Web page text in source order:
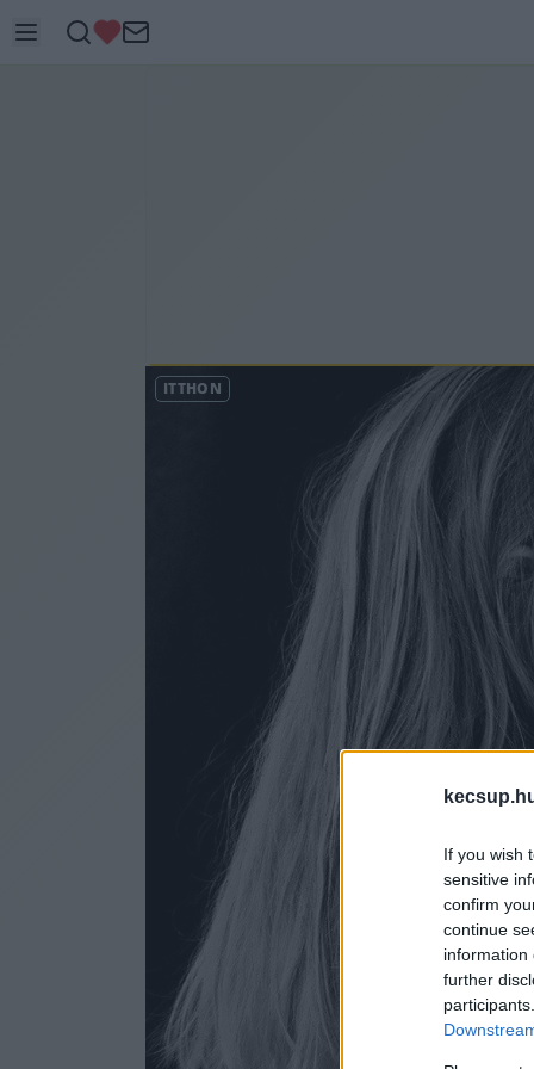
If you wish
sensitive
confirm
continue
information
further
ITTHON